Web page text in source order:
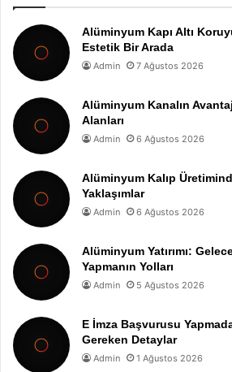
Alüminyum Kapı Altı
Estetik Bir Arada
Admin 7 Ağustos 2026
Alüminyum Kanalın
Alanları
Admin 6 Ağustos 2026
Alüminyum Kalıp
Yaklaşımlar
Admin 6 Ağustos 2026
Alüminyum Yatırımı:
Yapmanın Yolları
Admin 5 Ağustos 2026
E İmza Başvurusu
Gereken Detaylar
Admin 1 Ağustos 2026